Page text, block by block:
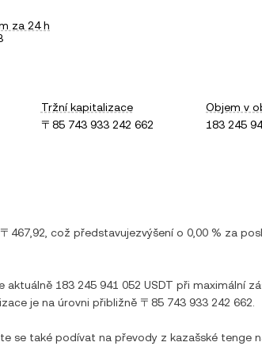
za 24 h
Tržní kapitalizace
〒85 743 933 242 662
Objem v
183 245
〒467,92 , což představujezvýšenío 0,00 % za
aktuálně 183 245 941 052 USDT při maximální
je na úrovni přibližně 〒85 743 933 242 662
se také podívat na převody z kazašské tenge